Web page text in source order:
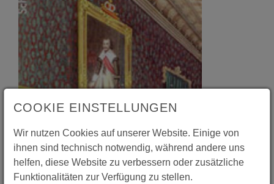
COOKIE EINSTELLUNGEN
Wir nutzen Cookies auf unserer Website. Einige von
ihnen sind technisch notwendig, während andere uns
helfen, diese Website zu verbessern oder zusätzliche
Funktionalitäten zur Verfügung zu stellen.